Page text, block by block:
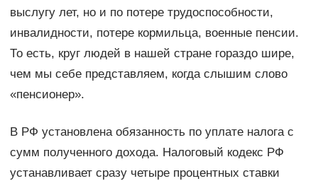
выслугу лет, но и по потере трудоспособности,
инвалидности, потере кормильца, военные пенсии.
То есть, круг людей в нашей стране гораздо шире,
чем мы себе представляем, когда слышим слово
«пенсионер».
В РФ установлена обязанность по уплате налога с
сумм полученного дохода. Налоговый кодекс РФ
устанавливает сразу четыре процентных ставки